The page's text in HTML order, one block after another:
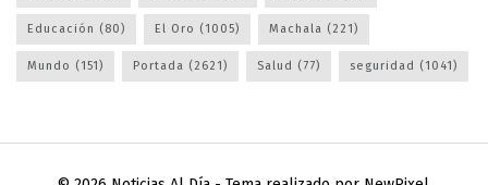
Educación (80) El Oro (1005) Machala (221)
Mundo (151) Portada (2621) Salud (77) seguridad (1041)